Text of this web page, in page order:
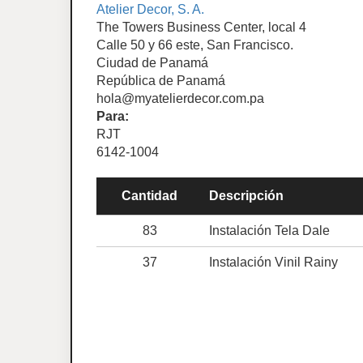
Atelier Decor, S. A.
The Towers Business Center, local 4
Calle 50 y 66 este, San Francisco.
Ciudad de Panamá
República de Panamá
hola@myatelierdecor.com.pa
Para:
RJT
6142-1004
Cantidad Descripción
83 Instalación Tela Dale
37 Instalación Vinil Rainy